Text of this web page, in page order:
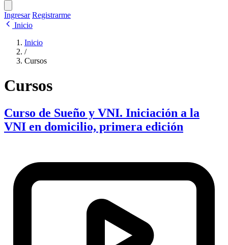
Ingresar Registrarme
Inicio
Inicio
/
Cursos
Cursos
Curso de Sueño y VNI. Iniciación a la
VNI en domicilio, primera edición